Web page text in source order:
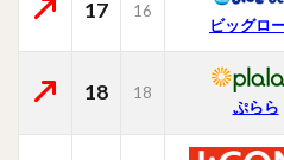
17 16
ビッグロ
18 18
ぷらら